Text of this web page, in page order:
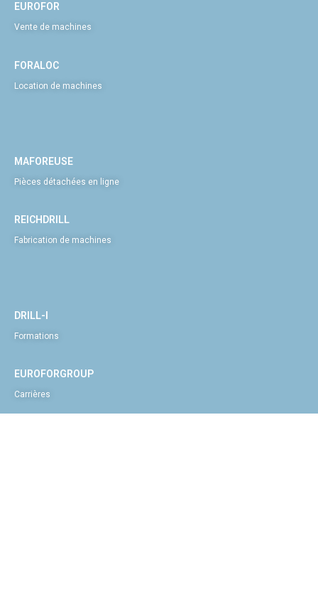
EUROFOR
Vente de machines
FORALOC
Location de machines
MAFOREUSE
Pièces détachées en ligne
REICHDRILL
Fabrication de machines
DRILL-I
Formations
EUROFORGROUP
Carrières